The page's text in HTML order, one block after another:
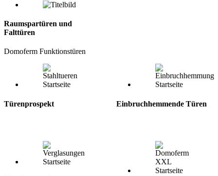
Raumspartüren und
Falttüren
Domoferm Funktionstüren
Türenprospekt Einbruchhemmende Türen